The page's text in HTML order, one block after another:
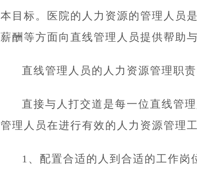
本目标。医院的人力资源的管理人员
薪酬等方面向直线管理人员提供帮助与
直线管理人员的人力资源管理职责
直接与人打交道是每一位直线管
管理人员在进行有效的人力资源管理
1、配置合适的人到合适的工作岗